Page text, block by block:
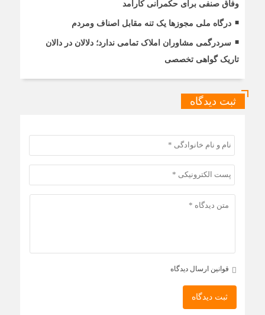
وفاق صنفی برای حکمرانی کارآمد
درگاه ملی مجوزها یک تنه مقابل اصناف ومردم
سردرگمی مشاوران املاک تمامی ندارد؛ دلالان در دالان
تاریک گواهی تخصصی
ثبت دیدگاه
قوانین ارسال دیدگاه
ثبت دیدگاه